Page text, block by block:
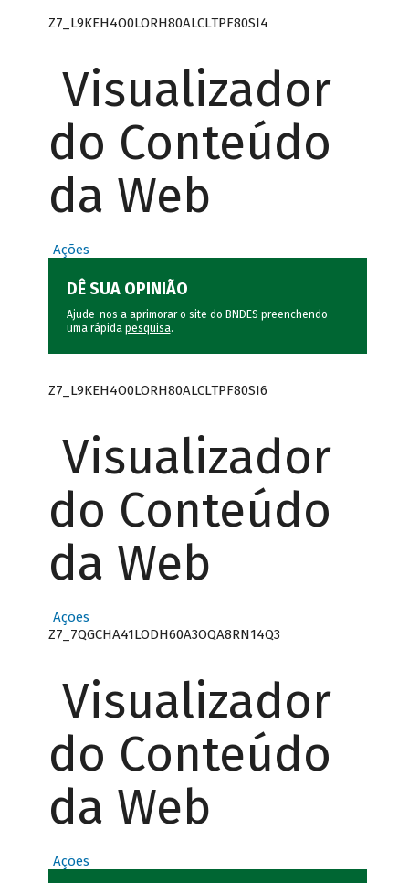
Z7_L9KEH4O0LORH80ALCLTPF80SI4
Visualizador
do Conteúdo
da Web
Ações
DÊ SUA OPINIÃO
Ajude-nos a aprimorar o site do BNDES preenchendo
uma rápida pesquisa.
Z7_L9KEH4O0LORH80ALCLTPF80SI6
Visualizador
do Conteúdo
da Web
Ações
Z7_7QGCHA41LODH60A3OQA8RN14Q3
Visualizador
do Conteúdo
da Web
Ações